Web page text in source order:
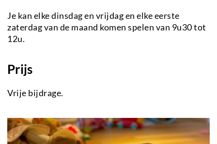
Je kan elke dinsdag en vrijdag en elke eerste
zaterdag van de maand komen spelen van 9u30 tot
12u.
Prijs
Vrije bijdrage.